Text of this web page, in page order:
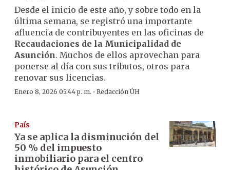
Desde el inicio de este año, y sobre todo en la
última semana, se registró una importante
afluencia de contribuyentes en las oficinas de
Recaudaciones de la Municipalidad de
Asunción. Muchos de ellos aprovechan para
ponerse al día con sus tributos, otros para
renovar sus licencias.
Enero 8, 2026 05:44 p. m. · Redacción ÚH
País
Ya se aplica la disminución del
50 % del impuesto
inmobiliario para el centro